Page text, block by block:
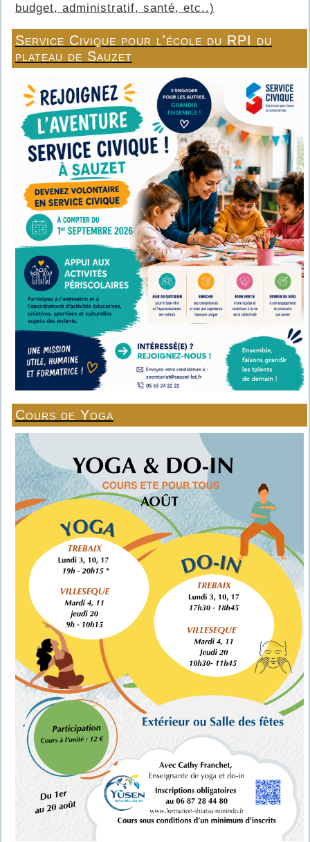
budget, administratif, santé, etc..)
Service Civique pour l'école du RPI du
plateau de Sauzet
Cours de Yoga